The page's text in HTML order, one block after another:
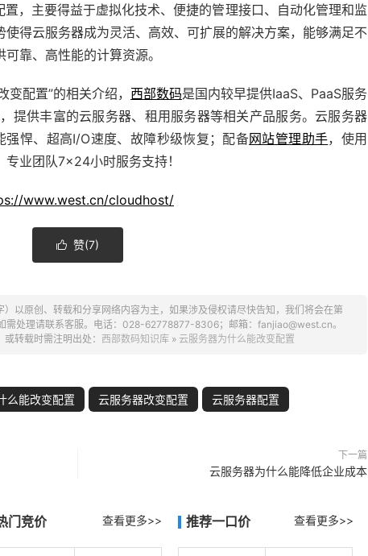
，主要得益于虚拟化技术、便捷的管理接口、自动化管理和监
得云服务器成为灵活、高效、可扩展的解决方案，能够满足不
靠、高性能的计算资源。
配置”的相关介绍， 西部数码是国内较早提供IaaS、PaaS服务
提供丰富的云服务器、租用服务器等相关产品服务。云服务器
悍、超高I/O速度、故障秒级恢复；配备网站管理助手，使用
业团队7×24小时服务支持！
www.west.cn/cloudhost/
 赞(7)
以原创、转载和分享网络内容为主，如果涉及侵权请尽快告知，我们将会在第
需处理请联系客服。电话：028-62778877-8306；邮箱：fanjiao@west.cn。
转载时需注明出处： 西部数码知识库 » 云服务器为什么能改变配置
么能改变配置 云服务器改变配置 云服务器配置
下一篇
云服务器为什么能降低企业成本
门竞价 查看更多>> 推荐一口价 查看更多>>